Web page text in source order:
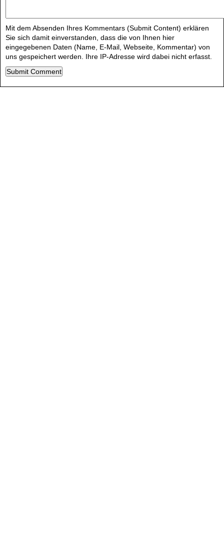
Mit dem Absenden Ihres Kommentars (Submit Content) erklären
Sie sich damit einverstanden, dass die von Ihnen hier
eingegebenen Daten (Name, E-Mail, Webseite, Kommentar) von
uns gespeichert werden. Ihre IP-Adresse wird dabei nicht erfasst.